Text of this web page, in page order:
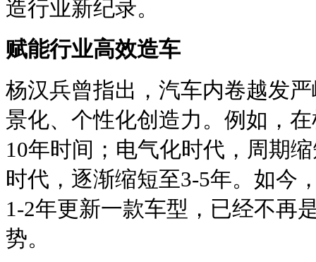
造行业新纪录。
赋能行业高效造车
杨汉兵曾指出，汽车内卷越发
景化、个性化创造力。例如，
10年时间；电气化时代，周期
时代，逐渐缩短至3-5年。如今
1-2年更新一款车型，已经不再
势。